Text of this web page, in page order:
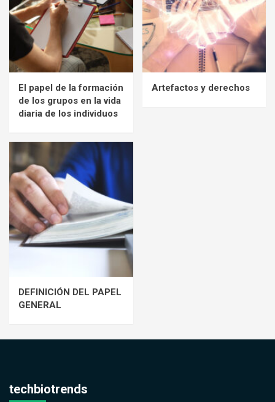
El papel de la formación
de los grupos en la vida
diaria de los individuos
Artefactos y derechos
DEFINICIÓN DEL PAPEL
GENERAL
techbiotrends